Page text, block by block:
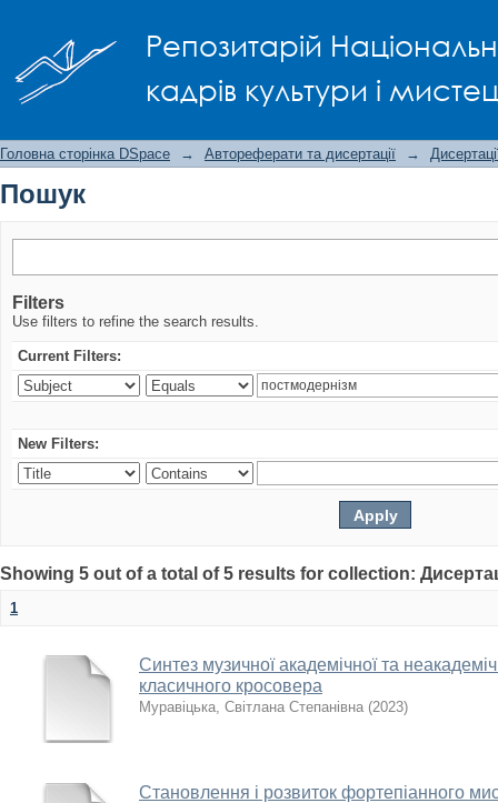
Репозитарій
кадрів культури і
Головна сторінка DSpace → Автореферати та дисертації →
Пошук
Filters
Use filters to refine the search results.
Current Filters:
New Filters:
Showing 5 out of a total of 5 results for collection:
1
Синтез музичної академічної та
класичного кросовера
Муравіцька, Світлана Степанівна (2023)
Становлення і розвиток фортепіанного